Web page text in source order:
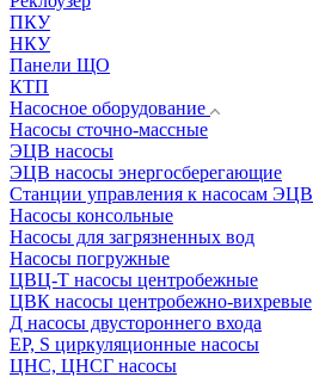
ПКУ
НКУ
Панели ЩО
КТП
Насосное оборудование
Насосы сточно-массные
ЭЦВ насосы
ЭЦВ насосы энергосберегающие
Станции управления к насосам ЭЦВ
Насосы консольные
Насосы для загрязненных вод
Насосы погружные
ЦВЦ-Т насосы центробежные
ЦВК насосы центробежно-вихревые
Д насосы двустороннего входа
EP, S циркуляционные насосы
ЦНС, ЦНСГ насосы